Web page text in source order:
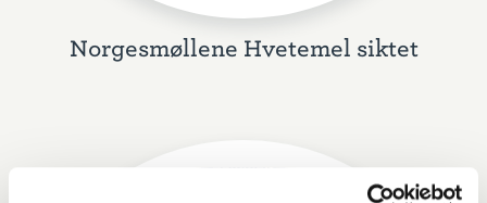
Norgesmøllene Hvetemel siktet